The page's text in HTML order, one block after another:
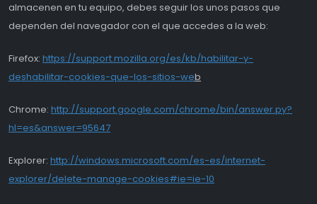
almacenen en tu equipo, debes seguir los unos pasos que
dependen del navegador con el que accedes a la web:
Firefox: https://support.mozilla.org/es/kb/habilitar-y-
deshabilitar-cookies-que-los-sitios-web
Chrome: http://support.google.com/chrome/bin/answer.py?
hl=es&answer=95647
Explorer: http://windows.microsoft.com/es-es/internet-
explorer/delete-manage-cookies#ie=ie-10